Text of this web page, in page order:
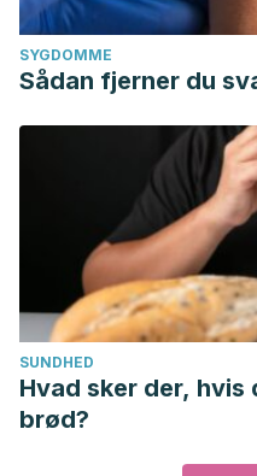
SYGDOMME
Sådan fjerner du
SUNDHED
Hvad sker der, hvis
brød?